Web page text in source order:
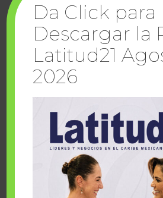
Cuando la solidaridad
sueños Fairmont Mayakoba
Da Click para
Descargar la
Latitud21
2026